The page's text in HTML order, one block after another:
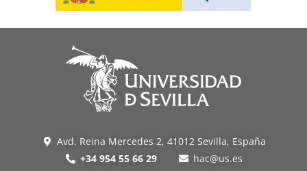
Avd. Reina Mercedes 2, 41012 Sevilla, España
+34 954 55 66 29
hac@us.es